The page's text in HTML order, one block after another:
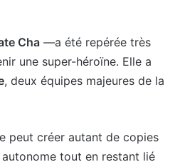
Cha —a été repérée très
une super-héroïne. Elle a
, deux équipes majeures de la
peut créer autant de copies
autonome tout en restant lié